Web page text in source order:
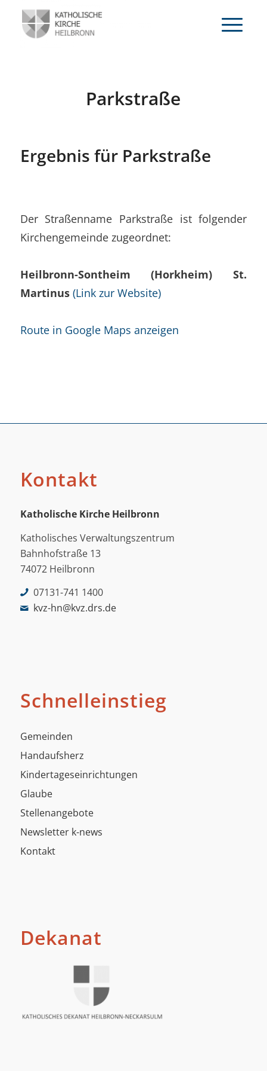
Parkstraße
Ergebnis für Parkstraße
Der Straßenname Parkstraße ist folgender
Kirchengemeinde zugeordnet:
Heilbronn-Sontheim (Horkheim) St.
Martinus (Link zur Website)
Route in Google Maps anzeigen
Kontakt
Katholische Kirche Heilbronn
Katholisches Verwaltungszentrum
Bahnhofstraße 13
74072 Heilbronn
07131-741 1400
kvz-hn@kvz.drs.de
Schnelleinstieg
Gemeinden
Handaufsherz
Kindertageseinrichtungen
Glaube
Stellenangebote
Newsletter k-news
Kontakt
Dekanat